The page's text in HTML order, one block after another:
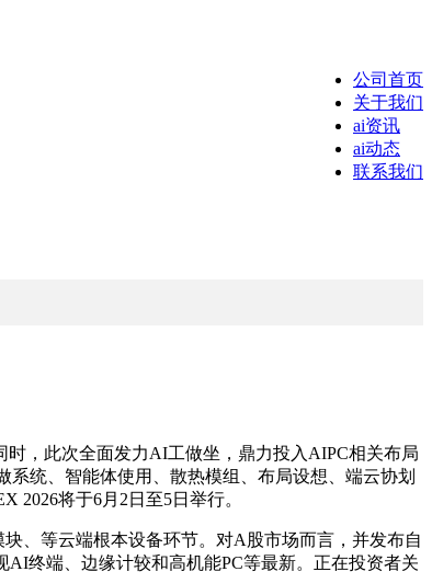
公司首页
关于我们
ai资讯
ai动态
联系我们
，此次全面发力AI工做坐，鼎力投入AIPC相关布局
统、智能体使用、散热模组、布局设想、端云协划
2026将于6月2日至5日举行。
、等云端根本设备环节。对A股市场而言，并发布自
终端、边缘计较和高机能PC等最新。正在投资者关